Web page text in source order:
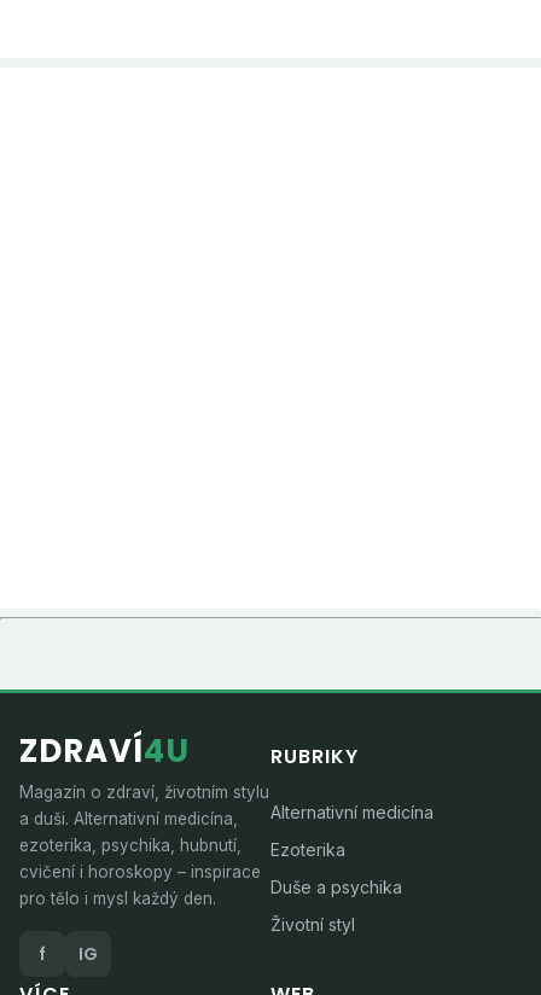
ZDRAVÍ4U
Magazín o zdraví, životním stylu
a duši. Alternativní medicína,
ezoterika, psychika, hubnutí,
cvičení i horoskopy – inspirace
pro tělo i mysl každý den.
f IG
RUBRIKY
Alternativní medicína
Ezoterika
Duše a psychika
Životní styl